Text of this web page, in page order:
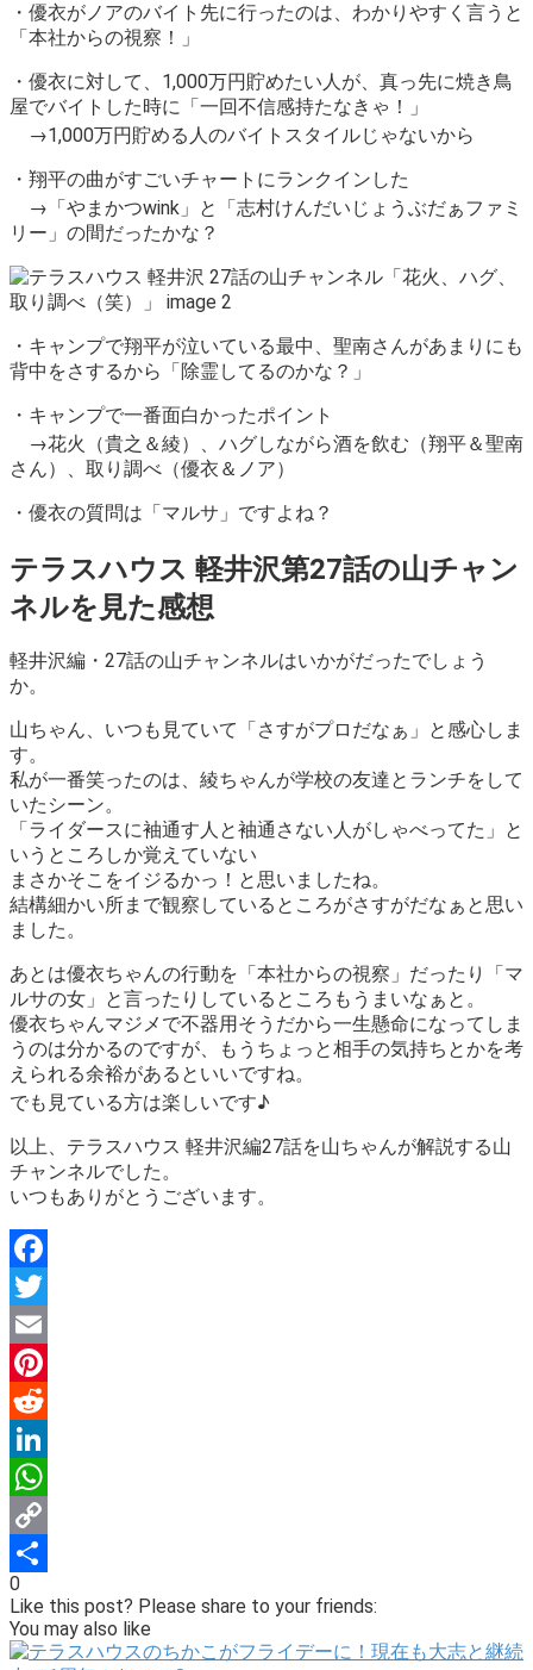
・優衣がノアのバイト先に行ったのは、わかりやすく言うと
「本社からの視察！」
・優衣に対して、1,000万円貯めたい人が、真っ先に焼き鳥
屋でバイトした時に「一回不信感持たなきゃ！」
→1,000万円貯める人のバイトスタイルじゃないから
・翔平の曲がすごいチャートにランクインした
→「やまかつwink」と「志村けんだいじょうぶだぁファミ
リー」の間だったかな？
・キャンプで翔平が泣いている最中、聖南さんがあまりにも
背中をさするから「除霊してるのかな？」
・キャンプで一番面白かったポイント
→花火（貴之＆綾）、ハグしながら酒を飲む（翔平＆聖南
さん）、 取り調べ（優衣＆ノア）
・優衣の質問は「マルサ」ですよね？
テラスハウス 軽井沢第27話の山チャン
ネルを見た感想
軽井沢編・27話の山チャンネルはいかがだったでしょう
か。
山ちゃん、いつも見ていて「さすがプロだなぁ」と感心しま
す。
私が一番笑ったのは、綾ちゃんが学校の友達とランチをして
いたシーン。
「ライダースに袖通す人と袖通さない人がしゃべってた」と
いうところしか覚えていない
まさかそこをイジるかっ！と思いましたね。
結構細かい所まで観察しているところがさすがだなぁと思い
ました。
あとは優衣ちゃんの行動を「本社からの視察」だったり「マ
ルサの女」と言ったりしているところもうまいなぁと。
優衣ちゃんマジメで不器用そうだから一生懸命になってしま
うのは分かるのですが、もうちょっと相手の気持ちとかを考
えられる余裕があるといいですね。
でも見ている方は楽しいです♪
以上、テラスハウス 軽井沢編27話を山ちゃんが解説する山
チャンネルでした。
いつもありがとうございます。
Facebook
Twitter
Email
Pinterest
Reddit
LinkedIn
WhatsApp
Copy
Link
Share
0
Like this post? Please share to your friends:
You may also like